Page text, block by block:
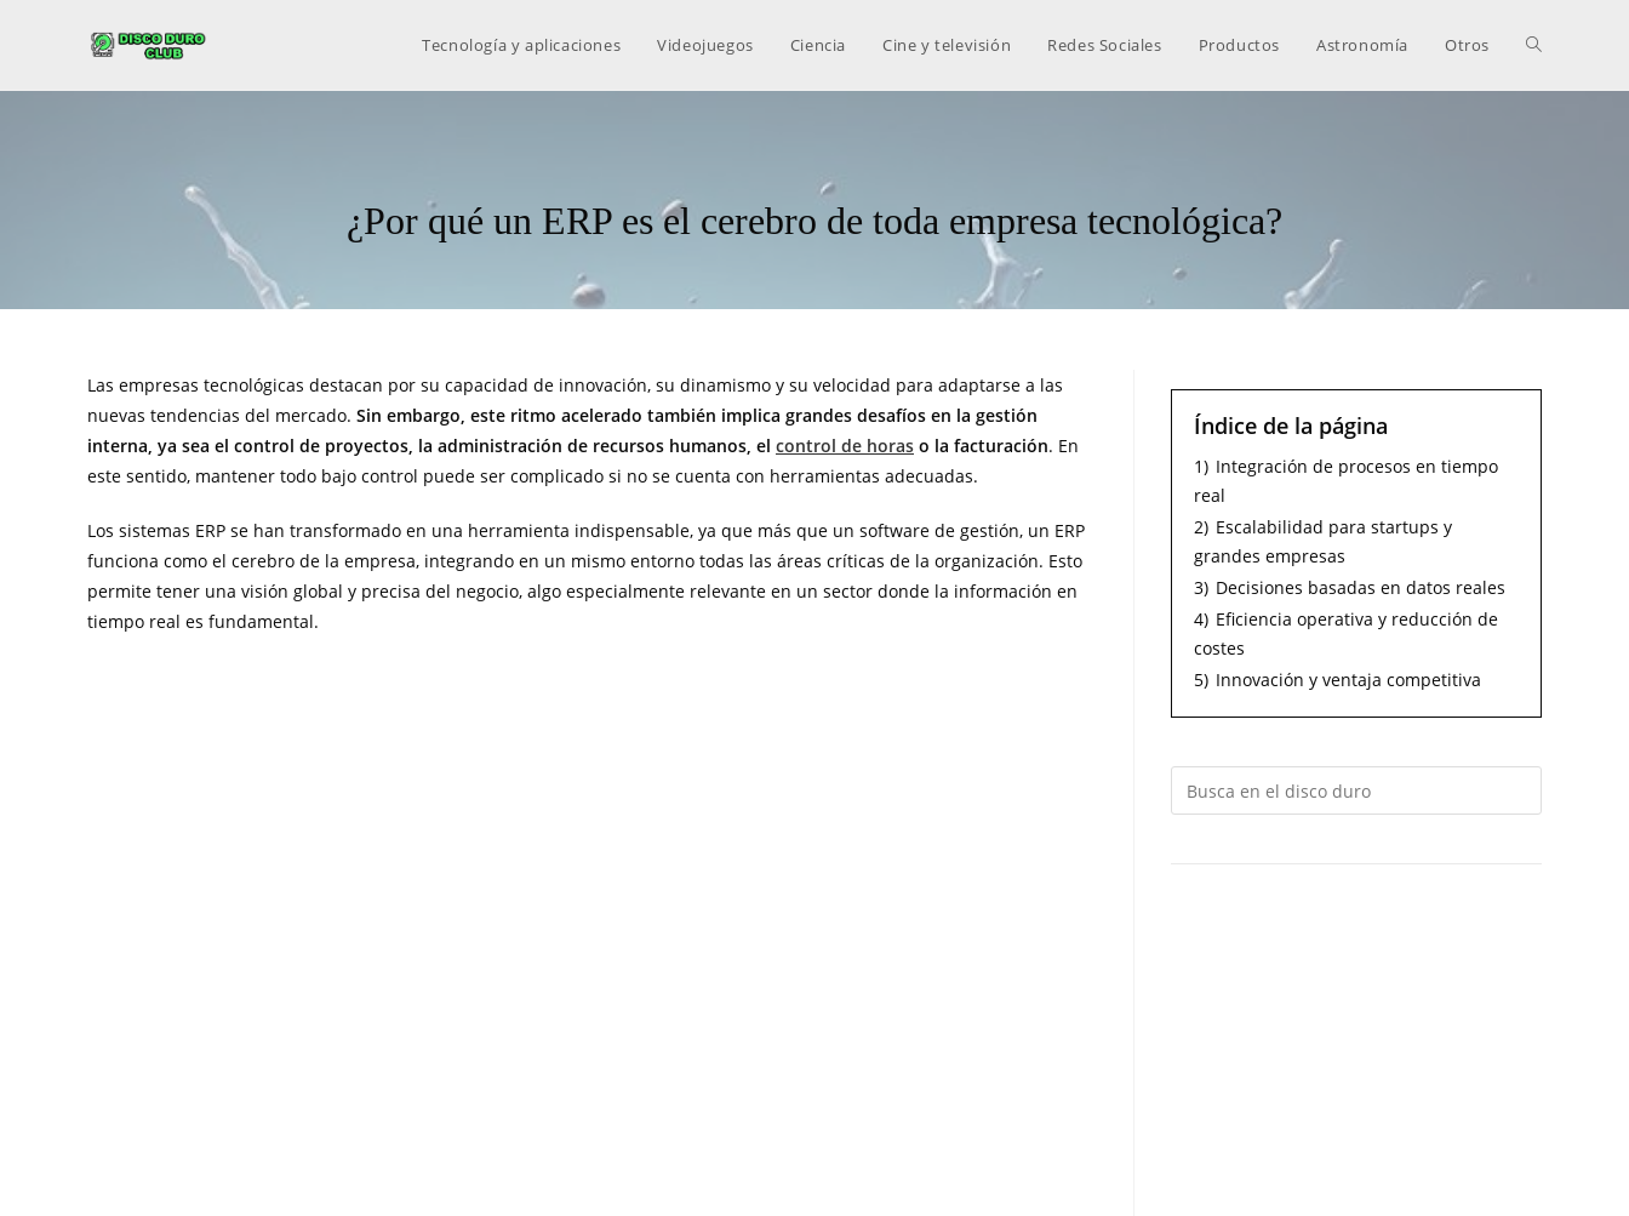
Tecnología y aplicaciones Videojuegos Ciencia Cine y televisión Redes Sociales Productos Astronomía Otros
¿Por qué un ERP es el cerebro de toda empresa tecnológica?
Las empresas tecnológicas destacan por su capacidad de innovación, su dinamismo y su velocidad para adaptarse a las
nuevas tendencias del mercado. Sin embargo, este ritmo acelerado también implica grandes desafíos en la gestión
interna, ya sea el control de proyectos, la administración de recursos humanos, el control de horas o la facturación. En
este sentido, mantener todo bajo control puede ser complicado si no se cuenta con herramientas adecuadas.
Los sistemas ERP se han transformado en una herramienta indispensable, ya que más que un software de gestión, un ERP
funciona como el cerebro de la empresa, integrando en un mismo entorno todas las áreas críticas de la organización. Esto
permite tener una visión global y precisa del negocio, algo especialmente relevante en un sector donde la información en
tiempo real es fundamental.
Índice de la página
1) Integración de procesos en tiempo
real
2) Escalabilidad para startups y
grandes empresas
3) Decisiones basadas en datos reales
4) Eficiencia operativa y reducción de
costes
5) Innovación y ventaja competitiva